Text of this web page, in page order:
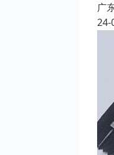
广
24-